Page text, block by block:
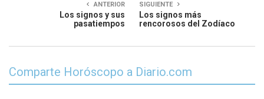
ANTERIOR
Los signos y sus
pasatiempos
SIGUIENTE
Los signos más
rencorosos del Zodíaco
Comparte Horóscopo a Diario.com